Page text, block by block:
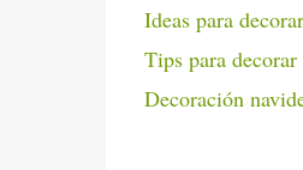
Ideas para
Tips para
Decoración